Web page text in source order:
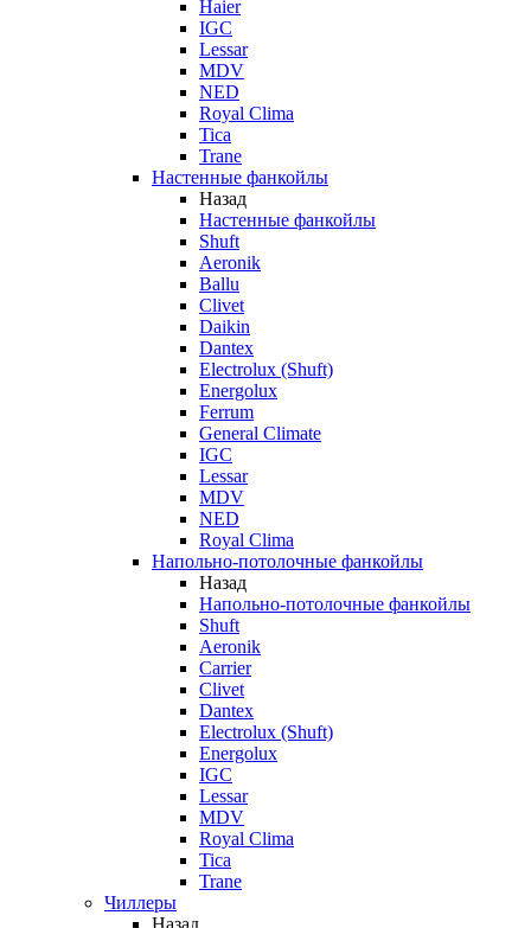
Haier
IGC
Lessar
MDV
NED
Royal Clima
Tica
Trane
Настенные фанкойлы
Назад
Настенные фанкойлы
Shuft
Aeronik
Ballu
Clivet
Daikin
Dantex
Electrolux (Shuft)
Energolux
Ferrum
General Climate
IGC
Lessar
MDV
NED
Royal Clima
Напольно-потолочные фанкойлы
Назад
Напольно-потолочные фанкойлы
Shuft
Aeronik
Carrier
Clivet
Dantex
Electrolux (Shuft)
Energolux
IGC
Lessar
MDV
Royal Clima
Tica
Trane
Чиллеры
Назад